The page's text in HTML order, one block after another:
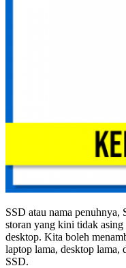
SSD atau nama penuhnya,
storan yang kini tidak
desktop. Kita boleh
laptop lama, desktop lama,
SSD.